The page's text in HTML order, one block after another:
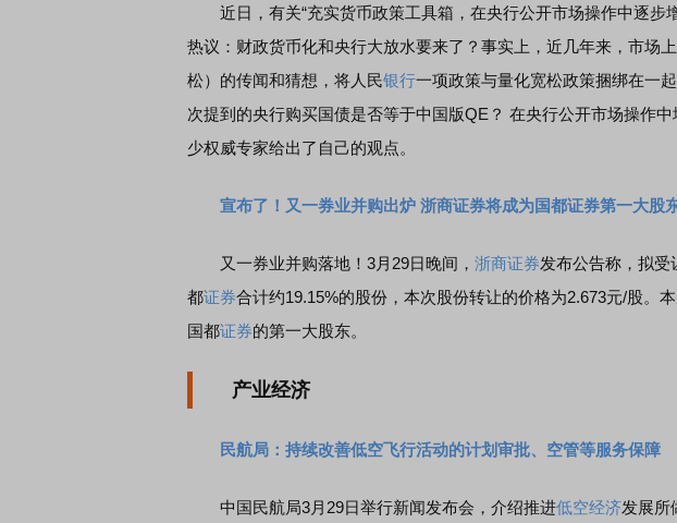
近日，有关“充实货币政策工具箱，在央行公开市场操作中逐步
热议：财政货币化和央行大放水要来了？事实上，近几年来，市场
松）的传闻和猜想，将人民银行一项政策与量化宽松政策捆绑在一
次提到的央行购买国债是否等于中国版QE？ 在央行公开市场操作
少权威专家给出了自己的观点。
宣布了！又一券业并购出炉 浙商证券将成为国都证券第一大股
又一券业并购落地！3月29日晚间， 浙商证券发布公告称，拟受
都证券合计约19.15%的股份，本次股份转让的价格为2.673元/股。本
国都证券的第一大股东。
产业经济
民航局：持续改善低空飞行活动的计划审批、空管等服务保障
中国民航局3月29日举行新闻发布会，介绍推进低空经济发展所